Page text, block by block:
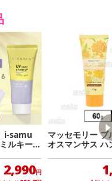
i-samu
ルキージ
2,990円
マッセモリー ブ
オスマンサス ハ